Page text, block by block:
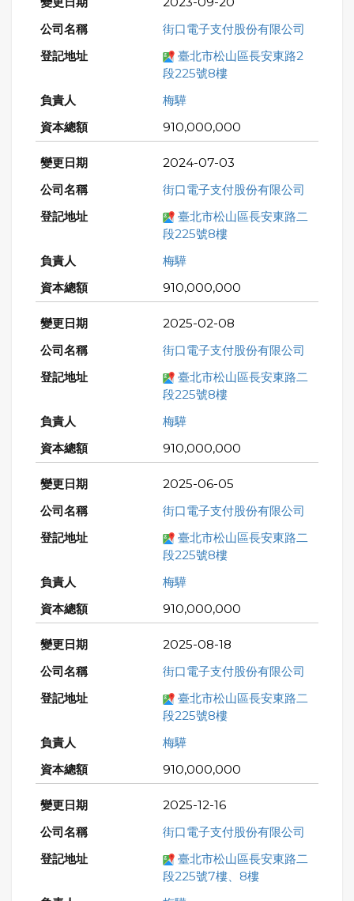
街口電子支付股份有限公司
臺北市松山區長安東路2
段225號8樓
梅驊
910,000,000
2024-07-03
街口電子支付股份有限公司
臺北市松山區長安東路二
段225號8樓
梅驊
910,000,000
2025-02-08
街口電子支付股份有限公司
臺北市松山區長安東路二
段225號8樓
梅驊
910,000,000
2025-06-05
街口電子支付股份有限公司
臺北市松山區長安東路二
段225號8樓
梅驊
910,000,000
2025-08-18
街口電子支付股份有限公司
臺北市松山區長安東路二
段225號8樓
梅驊
910,000,000
2025-12-16
街口電子支付股份有限公司
臺北市松山區長安東路二
段225號7樓、8樓